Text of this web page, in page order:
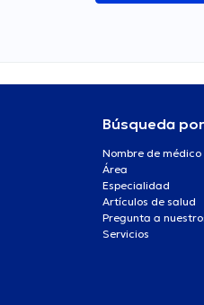
Búsqueda por
Nombre de médico
Área
Especialidad
Artículos de salud
Pregunta a
Servicios